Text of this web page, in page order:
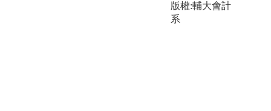
版權:輔大會計
系